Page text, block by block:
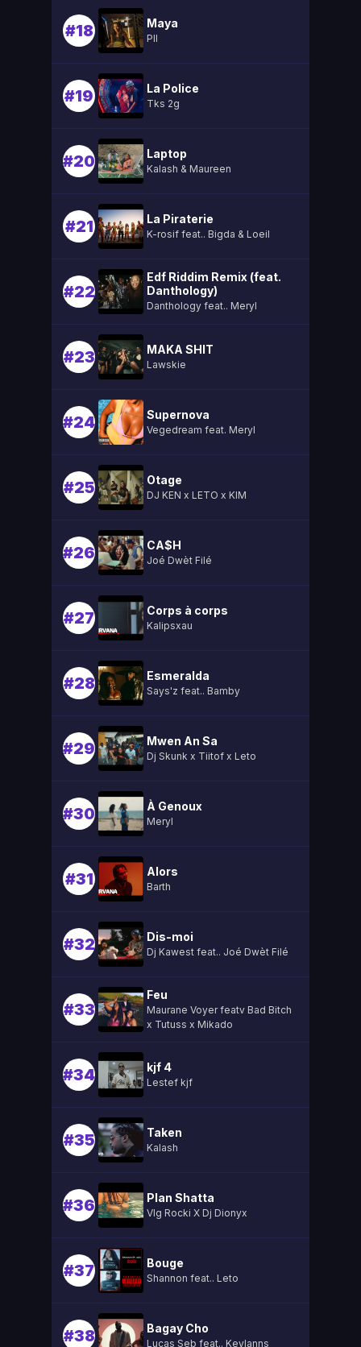
#18 Maya
Pll
#19 La Police
Tks 2g
#20 Laptop
Kalash & Maureen
#21 La Piraterie
K-rosif feat.. Bigda & Loeil
#22
Edf Riddim Remix (feat.
Danthology)
Danthology feat.. Meryl
#23 MAKA SHIT
Lawskie
#24 Supernova
Vegedream feat. Meryl
#25 Otage
DJ KEN x LETO x KIM
#26 CA$H
Joé Dwèt Filé
#27 Corps à corps
Kalipsxau
#28 Esmeralda
Says'z feat.. Bamby
#29 Mwen An Sa
Dj Skunk x Tiitof x Leto
#30 À Genoux
Meryl
#31 Alors
Barth
#32 Dis-moi
Dj Kawest feat.. Joé Dwèt Filé
#33
Feu
Maurane Voyer featv Bad Bitch
x Tutuss x Mikado
#34 kjf 4
Lestef kjf
#35 Taken
Kalash
#36 Plan Shatta
Vlg Rocki X Dj Dionyx
#37 Bouge
Shannon feat.. Leto
#38 Bagay Cho
Lucas Seb feat.. Keylanns